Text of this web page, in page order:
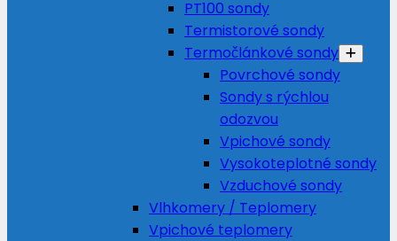
PT100 sondy
Termistorové sondy
Termočlánkové sondy
Povrchové sondy
Sondy s rýchlou
odozvou
Vpichové sondy
Vysokoteplotné sondy
Vzduchové sondy
Vlhkomery / Teplomery
Vpichové teplomery